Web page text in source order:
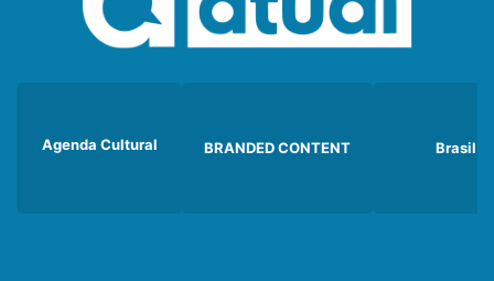
Agenda Cultural BRANDED CONTENT Brasil